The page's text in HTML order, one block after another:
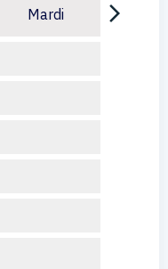
Mardi arrow_forward_ios